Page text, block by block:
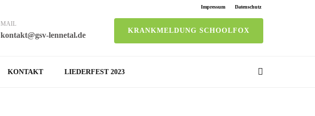
Impressum Datenschutz
MAIL
kontakt@gsv-lennetal.de KRANKMELDUNG SCHOOLFOX
KONTAKT LIEDERFEST 2023